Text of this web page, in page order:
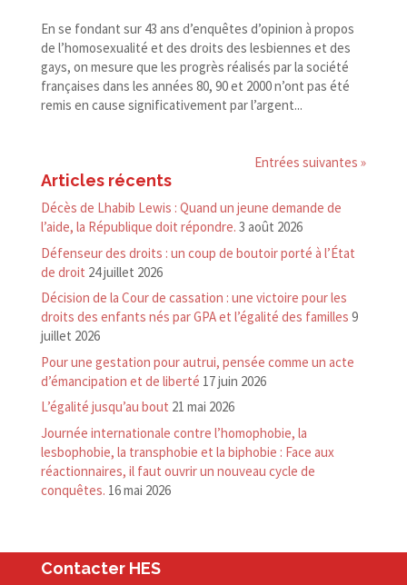
En se fondant sur 43 ans d’enquêtes d’opinion à propos
de l’homosexualité et des droits des lesbiennes et des
gays, on mesure que les progrès réalisés par la société
françaises dans les années 80, 90 et 2000 n’ont pas été
remis en cause significativement par l’argent...
Entrées suivantes »
Articles récents
Décès de Lhabib Lewis : Quand un jeune demande de
l’aide, la République doit répondre. 3 août 2026
Défenseur des droits : un coup de boutoir porté à l’État
de droit 24 juillet 2026
Décision de la Cour de cassation : une victoire pour les
droits des enfants nés par GPA et l’égalité des familles 9
juillet 2026
Pour une gestation pour autrui, pensée comme un acte
d’émancipation et de liberté 17 juin 2026
L’égalité jusqu’au bout 21 mai 2026
Journée internationale contre l’homophobie, la
lesbophobie, la transphobie et la biphobie : Face aux
réactionnaires, il faut ouvrir un nouveau cycle de
conquêtes. 16 mai 2026
Contacter HES